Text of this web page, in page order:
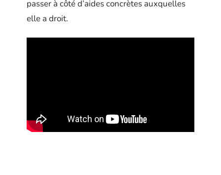
passer à côté d’aides concrètes auxquelles
elle a droit.